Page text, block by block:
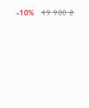
-10% 49 900 ₴